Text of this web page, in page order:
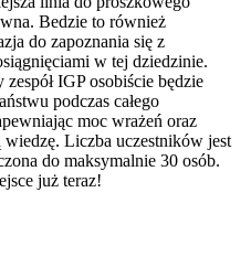
Bedzie to również
do zapoznania się z
w tej dziedzinie.
zespół IGP osobiście będzie
podczas całego
moc wrażeń oraz
wiedzę. Liczba uczestników jest
do maksymalnie 30 osób.
już teraz!